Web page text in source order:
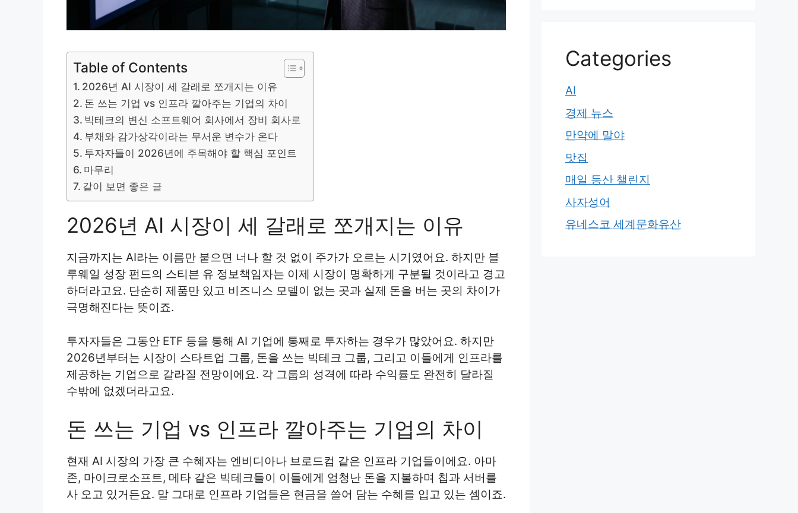
Table of Contents
2026년 AI 시장이 세 갈래로 쪼개지는 이유
돈 쓰는 기업 vs 인프라 깔아주는 기업의 차이
빅테크의 변신 소프트웨어 회사에서 장비 회사로
부채와 감가상각이라는 무서운 변수가 온다
투자자들이 2026년에 주목해야 할 핵심 포인트
마무리
같이 보면 좋은 글
2026년 AI 시장이 세 갈래로 쪼개지는 이유
지금까지는 AI라는 이름만 붙으면 너나 할 것 없이 주가가 오르는 시기였어요. 하지만 블
루웨일 성장 펀드의 스티븐 유 정보책임자는 이제 시장이 명확하게 구분될 것이라고 경고
하더라고요. 단순히 제품만 있고 비즈니스 모델이 없는 곳과 실제 돈을 버는 곳의 차이가
극명해진다는 뜻이죠.
투자자들은 그동안 ETF 등을 통해 AI 기업에 통째로 투자하는 경우가 많았어요. 하지만
2026년부터는 시장이 스타트업 그룹, 돈을 쓰는 빅테크 그룹, 그리고 이들에게 인프라를
제공하는 기업으로 갈라질 전망이에요. 각 그룹의 성격에 따라 수익률도 완전히 달라질
수밖에 없겠더라고요.
돈 쓰는 기업 vs 인프라 깔아주는 기업의 차이
현재 AI 시장의 가장 큰 수혜자는 엔비디아나 브로드컴 같은 인프라 기업들이에요. 아마
존, 마이크로소프트, 메타 같은 빅테크들이 이들에게 엄청난 돈을 지불하며 칩과 서버를
사 오고 있거든요. 말 그대로 인프라 기업들은 현금을 쓸어 담는 수혜를 입고 있는 셈이죠.
Categories
AI
경제 뉴스
만약에 말야
맛집
매일 등산 챌린지
사자성어
유네스코 세계문화유산